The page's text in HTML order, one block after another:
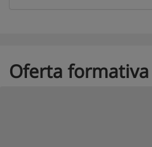
Oferta formativa